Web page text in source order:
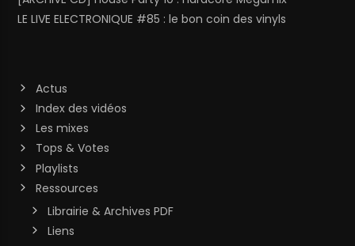
LE LIVE ELECTRONIQUE #85 : le bon coin des vinyls
Actus
Index des vidéos
Les mixes
Tops & Votes
Playlists
Ressources
Librairie & Archives PDF
Liens